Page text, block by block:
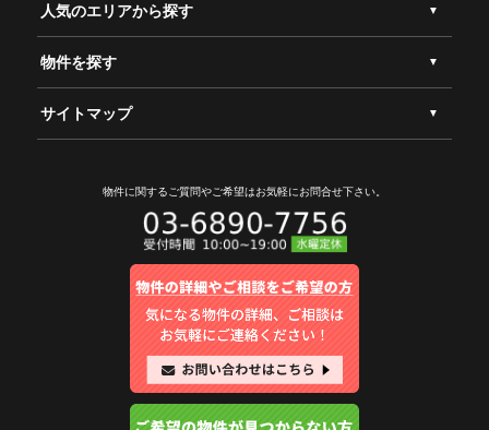
人気のエリアから探す
物件を探す
サイトマップ
物件に関するご質問やご希望はお気軽にお問合せ下さい。